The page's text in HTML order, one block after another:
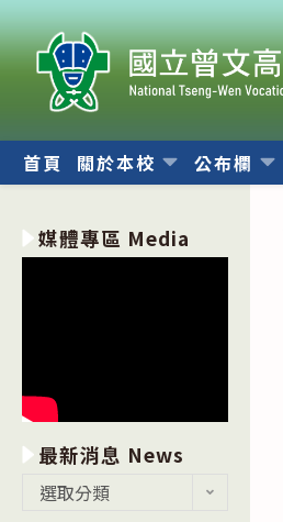
跳
轉
至
內
首頁 關於本校 公布欄
媒體專區 Media
最新消息 News
選取分類